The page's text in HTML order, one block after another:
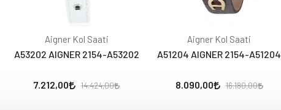
Aigner Kol Saati
A53202 AIGNER 2154-A53202
7.212,00 14.424,00
Aigner Kol Saati
A51204 AIGNER 2154-A51204
8.090,00 16.180,00